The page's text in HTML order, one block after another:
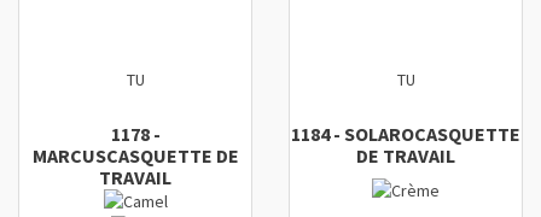
TU
1178-
MARCUSCASQUETTE DE
TRAVAIL
TU
1184- SOLAROCASQUETTE
DE TRAVAIL